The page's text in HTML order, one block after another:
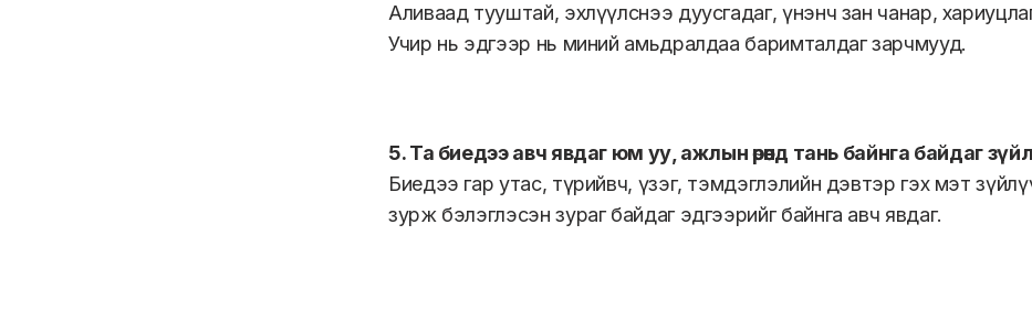
Аливаад тууштай, эхлүүлснээ дуусгадаг, үнэнч зан чанар,
Учир нь эдгээр нь миний амьдралдаа баримталдаг зарчмууд.
5. Та биедээ авч явдаг юм уу, ажлын өрөөнд тань байнга байдаг
Биедээ гар утас, түрийвч, үзэг, тэмдэглэлийн дэвтэр гэх мэт
зурж бэлэглэсэн зураг байдаг эдгээрийг байнга авч явдаг.